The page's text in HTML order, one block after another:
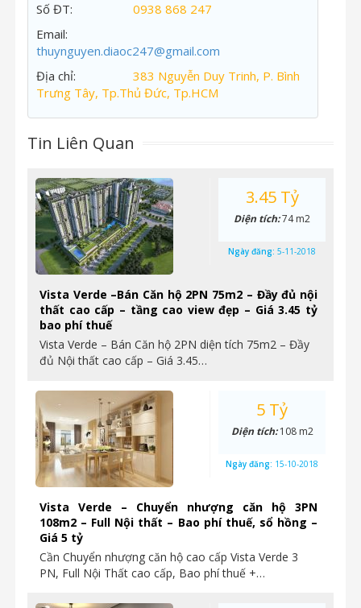
Số ĐT:
0938 868 247
Email:
thuynguyen.diaoc247@gmail.com
Địa chỉ:
383 Nguyễn Duy Trinh, P. Bình
Trưng Tây, Tp.Thủ Đức, Tp.HCM
Tin Liên Quan
Vista Verde –Bán Căn hộ 2PN 75m2 – Đầy đủ nội
thất cao cấp – tầng cao view đẹp – Giá 3.45 tỷ
bao phí thuế
Vista Verde – Bán Căn hộ 2PN diện tích 75m2 – Đầy
đủ Nội thất cao cấp – Giá 3.45…
3.45 Tỷ
Diện tích:74 m2
Ngày đăng: 5-11-2018
Vista Verde – Chuyển nhượng căn hộ 3PN
108m2 – Full Nội thất – Bao phí thuế, sổ hồng –
Giá 5 tỷ
Cần Chuyển nhượng căn hộ cao cấp Vista Verde 3
PN, Full Nội Thất cao cấp, Bao phí thuế +…
5 Tỷ
Diện tích:108 m2
Ngày đăng: 15-10-2018